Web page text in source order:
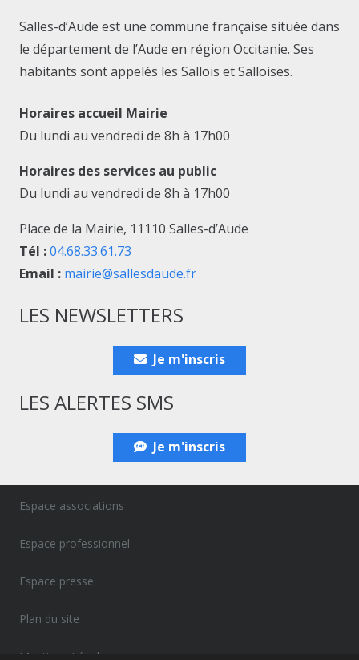
Salles-d’Aude est une commune française située dans
le département de l’Aude en région Occitanie. Ses
habitants sont appelés les Sallois et Salloises.
Horaires accueil Mairie
Du lundi au vendredi de 8h à 17h00
Horaires des services au public
Du lundi au vendredi de 8h à 17h00
Place de la Mairie, 11110 Salles-d’Aude
Tél :04.68.33.61.73
Email : mairie@sallesdaude.fr
LES NEWSLETTERS
Je m'inscris
LES ALERTES SMS
Je m'inscris
Espace associations
Espace professionnel
Espace presse
Plan du site
Mentions Légales